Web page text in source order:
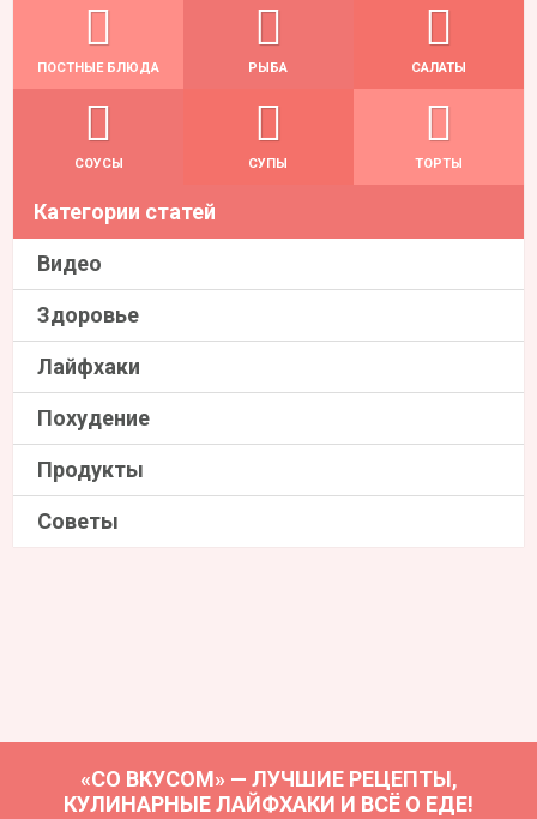
ПОСТНЫЕ БЛЮДА РЫБА САЛАТЫ
СОУСЫ СУПЫ ТОРТЫ
Категории статей
Видео
Здоровье
Лайфхаки
Похудение
Продукты
Советы
«СО ВКУСОМ» — ЛУЧШИЕ РЕЦЕПТЫ,
КУЛИНАРНЫЕ ЛАЙФХАКИ И ВСЁ О ЕДЕ!